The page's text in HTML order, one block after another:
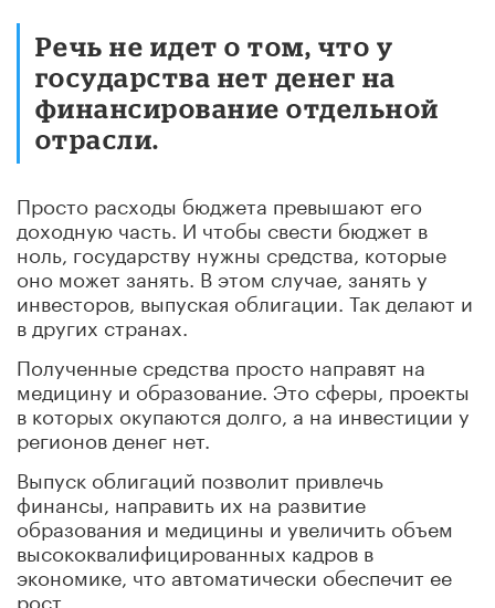
Речь не идет о том, что у
государства нет денег на
финансирование отдельной
отрасли.
Просто расходы бюджета превышают его
доходную часть. И чтобы свести бюджет в
ноль, государству нужны средства, которые
оно может занять. В этом случае, занять у
инвесторов, выпуская облигации. Так делают и
в других странах.
Полученные средства просто направят на
медицину и образование. Это сферы, проекты
в которых окупаются долго, а на инвестиции у
регионов денег нет.
Выпуск облигаций позволит привлечь
финансы, направить их на развитие
образования и медицины и увеличить объем
высококвалифицированных кадров в
экономике, что автоматически обеспечит ее
рост.